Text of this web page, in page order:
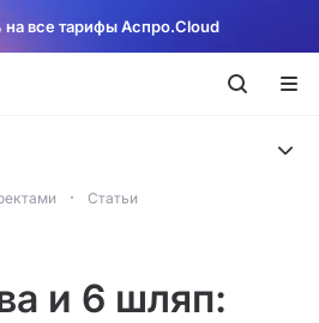
все тарифы Аспро.Cloud
Статьи
и 6 шляп: